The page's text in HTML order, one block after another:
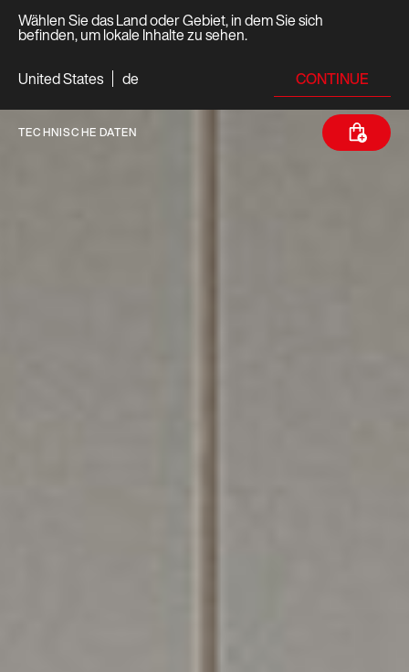
Wählen Sie das Land oder Gebiet, in dem Sie sich
befinden, um lokale Inhalte zu sehen.
United States
de CONTINUE
TECHNISCHE DATEN